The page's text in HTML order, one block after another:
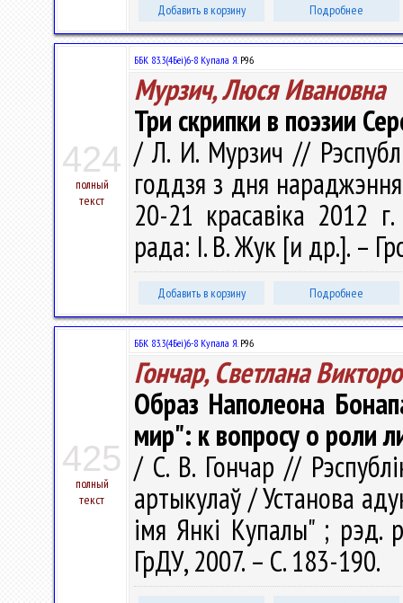
Добавить в корзину Подробнее
424
полный
текст
ББК 83.3(4Беі)6-8 Купала Я.Р96
Мурзич, Люся Ивановна
Три скрипки в поэзии
/ Л. И. Мурзич //
годдзя з дня
20-21 красавіка 2012
рада: І. В. Жук [и др.]. –
Добавить в корзину Подробнее
425
полный
текст
ББК 83.3(4Беі)6-8 Купала Я.Р96
Гончар, Светлана
Образ Наполеона
мир": к вопросу о роли
/ С. В. Гончар //
артыкулаў / Установа
імя Янкі Купалы" ; рэд.
ГрДУ, 2007. – С. 183-190.